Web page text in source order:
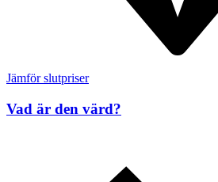
Jämför slutpriser
Vad är den värd?